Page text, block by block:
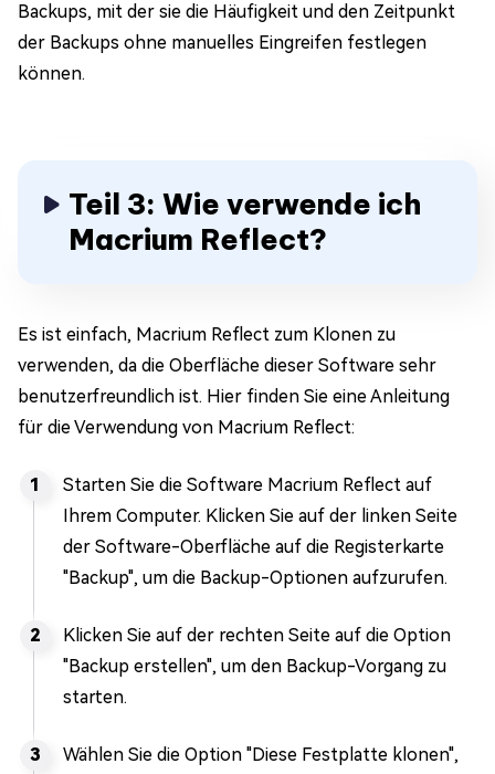
Backups, mit der sie die Häufigkeit und den Zeitpunkt
der Backups ohne manuelles Eingreifen festlegen
können.
Teil 3: Wie verwende ich
Macrium Reflect?
Es ist einfach, Macrium Reflect zum Klonen zu
verwenden, da die Oberfläche dieser Software sehr
benutzerfreundlich ist. Hier finden Sie eine Anleitung
für die Verwendung von Macrium Reflect:
Starten Sie die Software Macrium Reflect auf
Ihrem Computer. Klicken Sie auf der linken Seite
der Software-Oberfläche auf die Registerkarte
"Backup", um die Backup-Optionen aufzurufen.
Klicken Sie auf der rechten Seite auf die Option
"Backup erstellen", um den Backup-Vorgang zu
starten.
Wählen Sie die Option "Diese Festplatte klonen",